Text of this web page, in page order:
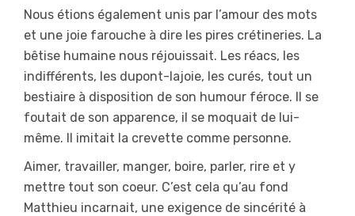
Nous étions également unis par l’amour des mots
et une joie farouche à dire les pires crétineries. La
bêtise humaine nous réjouissait. Les réacs, les
indifférents, les dupont-lajoie, les curés, tout un
bestiaire à disposition de son humour féroce. Il se
foutait de son apparence, il se moquait de lui-
même. Il imitait la crevette comme personne.
Aimer, travailler, manger, boire, parler, rire et y
mettre tout son coeur. C’est cela qu’au fond
Matthieu incarnait, une exigence de sincérité à